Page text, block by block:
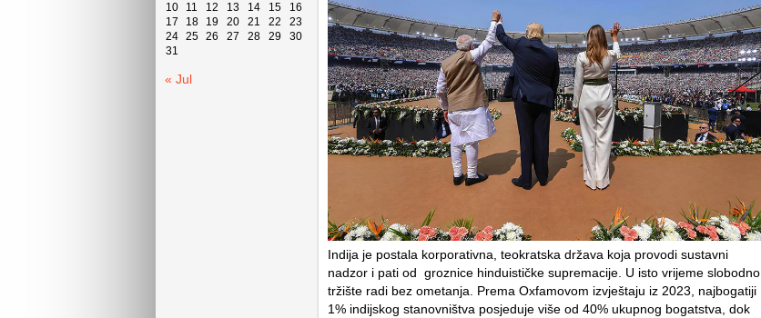
10
11 12 13 14 15
16
17
18 19 20 21 22
23
24 25 26 27 28 29
30
31
« Jul
Indija je postala korporativna, teokratska država koja provodi sustavni
nadzor i pati od groznice hinduističke supremacije. U isto vrijeme slobodno
tržište radi bez ometanja. Prema Oxfamovom izvještaju iz 2023, najbogatiji
1% indijskog stanovništva posjeduje više od 40% ukupnog bogatstva, dok